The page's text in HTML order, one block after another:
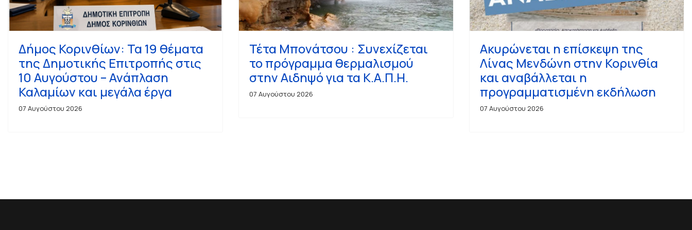
Δήμος Κορινθίων: Τα 19 θέματα
της Δημοτικής Επιτροπής στις
10 Αυγούστου – Ανάπλαση
Καλαμίων και μεγάλα έργα
07 Αυγούστου 2026
Τέτα Μπονάτσου : Συνεχίζεται
το πρόγραμμα θερμαλισμού
στην Αιδηψό για τα Κ.Α.Π.Η.
07 Αυγούστου 2026
Ακυρώνεται η επίσκεψη της
Λίνας Μενδώνη στην Κορινθία
και αναβάλλεται η
προγραμματισμένη εκδήλωση
07 Αυγούστου 2026